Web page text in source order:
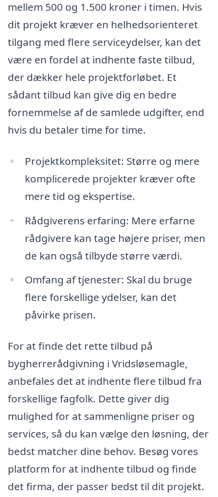
mellem 500 og 1.500 kroner i timen. Hvis
dit projekt kræver en helhedsorienteret
tilgang med flere serviceydelser, kan det
være en fordel at indhente faste tilbud,
der dækker hele projektforløbet. Et
sådant tilbud kan give dig en bedre
fornemmelse af de samlede udgifter, end
hvis du betaler time for time.
Projektkompleksitet: Større og mere
komplicerede projekter kræver ofte
mere tid og ekspertise.
Rådgiverens erfaring: Mere erfarne
rådgivere kan tage højere priser, men
de kan også tilbyde større værdi.
Omfang af tjenester: Skal du bruge
flere forskellige ydelser, kan det
påvirke prisen.
For at finde det rette tilbud på
bygherrerådgivning i Vridsløsemagle,
anbefales det at indhente flere tilbud fra
forskellige fagfolk. Dette giver dig
mulighed for at sammenligne priser og
services, så du kan vælge den løsning, der
bedst matcher dine behov. Besøg vores
platform for at indhente tilbud og finde
det firma, der passer bedst til dit projekt.